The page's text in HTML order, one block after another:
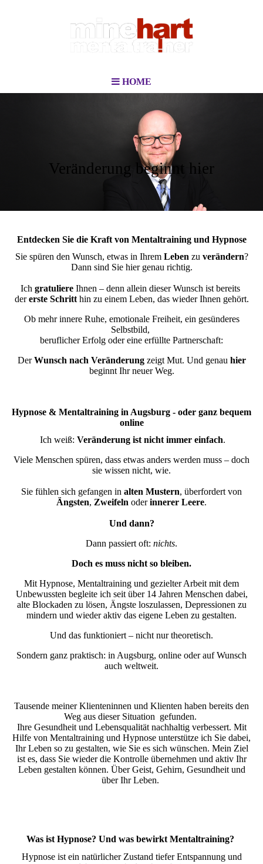
HOME
Veränderung beginnt hier
Entdecken Sie die Kraft von Mentaltraining und Hypnose
Sie spüren den Wunsch, etwas in Ihrem Leben zu verändern?
Dann sind Sie hier genau richtig.
Ich gratuliere Ihnen – denn allein dieser Wunsch ist bereits
dererste Schritthin zu einem Leben, das wieder Ihnen gehört.
Ob mehr innere Ruhe, emotionale Freiheit, ein gesünderes
Selbstbild,
beruflicher Erfolg oder eine erfüllte Partnerschaft:
DerWunsch nach Veränderungzeigt Mut. Und genau hier
beginnt Ihr neuer Weg.
Hypnose & Mentaltraining in Augsburg - oder ganz bequem
online
Ich weiß: Veränderung ist nicht immer einfach.
Viele Menschen spüren, dass etwas anders werden muss – doch
sie wissen nicht, wie.
Sie fühlen sich gefangen in alten Mustern, überfordert von
Ängsten, Zweifeln oderinnerer Leere.
Und dann?
Dann passiert oft: nichts.
Doch es muss nicht so bleiben.
Mit Hypnose, Mentaltraining und gezielter Arbeit mit dem
Unbewussten begleite ich seit über 14 Jahren Menschen dabei,
alte Blockaden zu lösen, Ängste loszulassen, Depressionen zu
mindern und wieder aktiv das eigene Leben zu gestalten.
Und das funktioniert – nicht nur theoretisch.
Sondern ganz praktisch: in Augsburg, online oder auf Wunsch
auch weltweit.
Tausende meiner Klienteninnen und Klienten haben bereits den
Weg aus dieser Situation gefunden.
Ihre Gesundheit und Lebensqualität nachhaltig verbessert. Mit
Hilfe von Mentaltraining und Hypnose unterstütze ich Sie dabei,
Ihr Leben so zu gestalten, wie Sie es sich wünschen. Mein Ziel
ist es, dass Sie wieder die Kontrolle übernehmen und aktiv Ihr
Leben gestalten können. Über Geist, Gehirn, Gesundheit und
über Ihr Leben.
Was ist Hypnose? Und was bewirkt Mentaltraining?
Hypnose ist ein natürlicher Zustand tiefer Entspannung und